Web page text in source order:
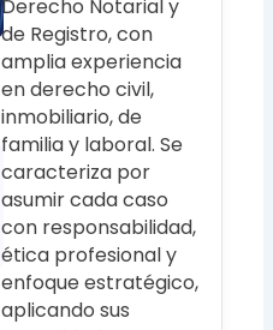
Derecho Notarial y
de Registro, con
amplia experiencia
en derecho civil,
inmobiliario, de
familia y laboral. Se
caracteriza por
asumir cada caso
con responsabilidad,
ética profesional y
enfoque estratégico,
aplicando sus